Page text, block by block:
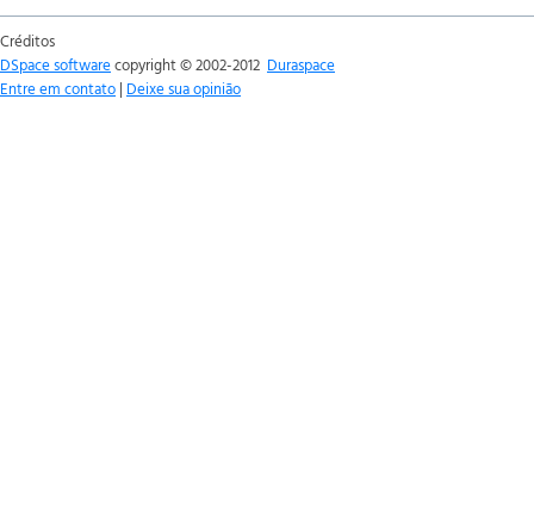
Créditos
DSpace softwarecopyright © 2002-2012 Duraspace
Entre em contato | Deixe sua opinião